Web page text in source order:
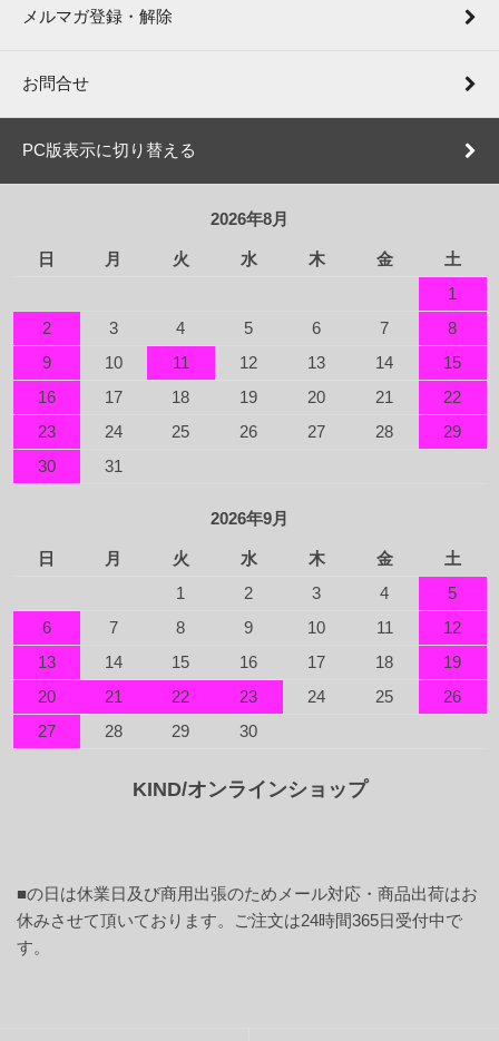
メルマガ登録・解除
お問合せ
PC版表示に切り替える
2026年8月
日 月 火 水 木 金
土
1
2
3 4 5 6 7
8
9
10 11 12 13 14
15
16
17 18 19 20 21
22
23
24 25 26 27 28
29
30
31
2026年9月
日 月 火 水 木 金
土
1
2 3 4
5
6
7 8 9 10 11
12
13
14 15 16 17 18
19
20
21 22 23 24 25
26
27
28 29 30
KIND/オンラインショップ
■の日は休業日及び商用出張のためメール対応・商品出荷はお
休みさせて頂いております。ご注文は24時間365日受付中で
す。